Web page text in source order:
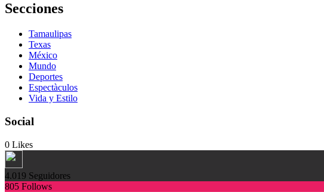
Secciones
Tamaulipas
Texas
México
Mundo
Deportes
Espectàculos
Vida y Estilo
Social
0 Likes
4.019 Seguidores
805 Follows